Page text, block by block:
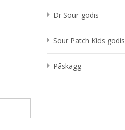
Dr Sour-godis
Sour Patch Kids godis
Påskägg